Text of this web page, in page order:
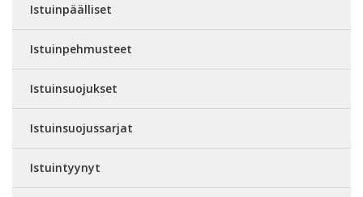
Istuinpäälliset
Istuinpehmusteet
Istuinsuojukset
Istuinsuojussarjat
Istuintyynyt